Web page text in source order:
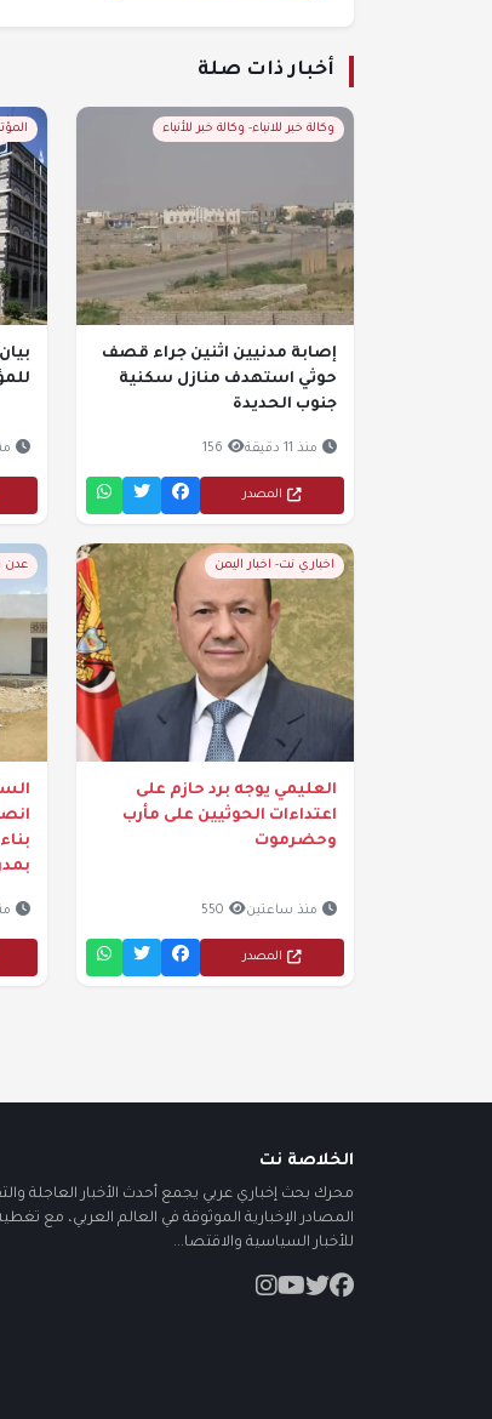
أخبار ذات صلة
وكالة خبر للانباء- وكالة خبر للأنباء
إصابة مدنيين اثنين جراء قصف
حوثي استهدف منازل سكنية
جنوب الحديدة
منذ 11 دقيقة 156
المصدر
منذ
اخباري نت- اخبار اليمن
العليمي يوجه برد حازم على
اعتداءات الحوثيين على مأرب
وحضرموت
منذ ساعتين 550
المصدر
عدن
الخلاصة نت
محرك بحث إخباري عربي يجمع أحدث الأخبار العاجلة
المصادر الإخبارية الموثوقة في العالم العربي، مع
للأخبار السياسية والاقتصا...